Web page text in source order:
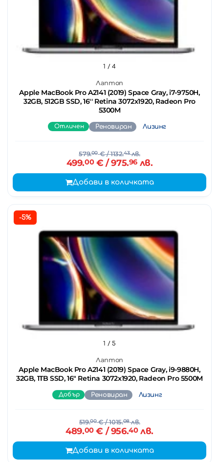
Лаптоп
Apple MacBook Pro A2141 (2019) Space Gray, i7-9750H,
32GB, 512GB SSD, 16'' Retina 3072x1920, Radeon Pro
5300M
1 / 4
Отличен Реновиран Лизинг
579.00€/ 1132.43лв.
499.00€ / 975.96лв.
Добави в количката
-5%
Лаптоп
Apple MacBook Pro A2141 (2019) Space Gray, i9-9880H,
32GB, 1TB SSD, 16" Retina 3072x1920, Radeon Pro 5500M
1 / 5
Добър Реновиран Лизинг
519.00€/ 1015.08лв.
489.00€ / 956.40лв.
Добави в количката